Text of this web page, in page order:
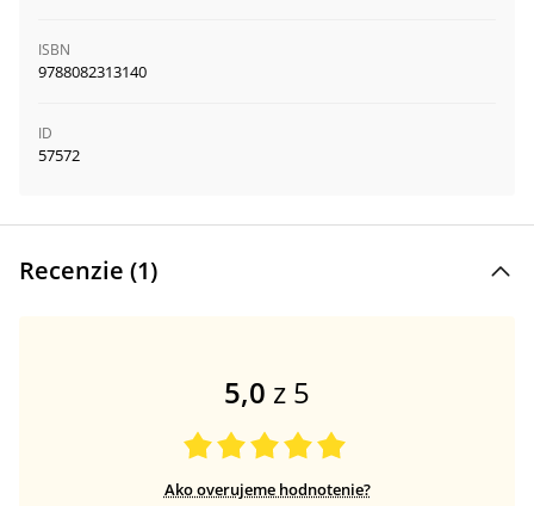
ISBN
9788082313140
ID
57572
Recenzie (1)
5,0 z 5
Ako overujeme hodnotenie?